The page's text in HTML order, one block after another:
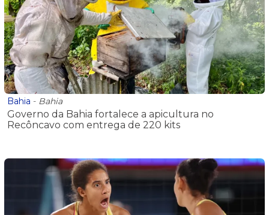
Bahia - Bahia
Governo da Bahia fortalece a apicultura no
Recôncavo com entrega de 220 kits